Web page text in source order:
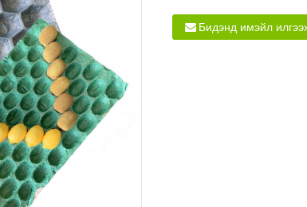
Бидэнд имэйл